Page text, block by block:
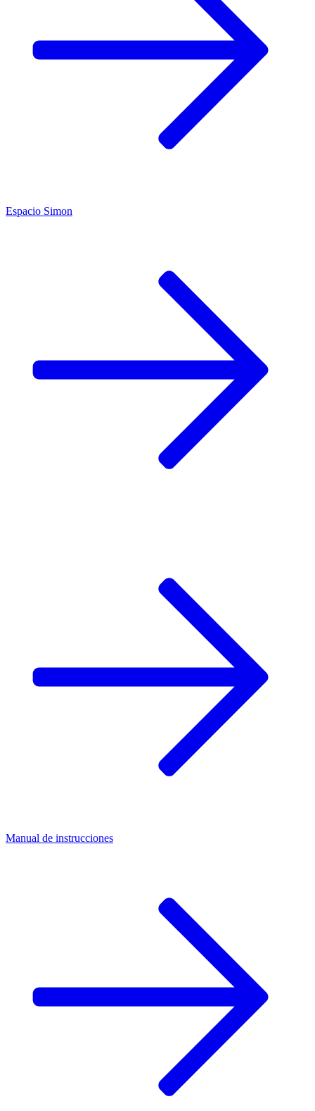
Espacio Simon
Manual de instrucciones